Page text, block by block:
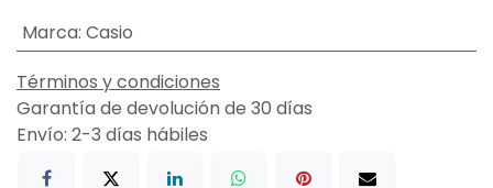
Marca: Casio
Términos y condiciones
Garantía de devolución de 30 días
Envío: 2-3 días hábiles